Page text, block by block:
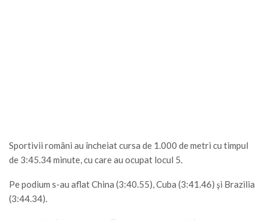
Sportivii români au încheiat cursa de 1.000 de metri cu timpul
de 3:45.34 minute, cu care au ocupat locul 5.
Pe podium s-au aflat China (3:40.55), Cuba (3:41.46) şi Brazilia
(3:44.34).